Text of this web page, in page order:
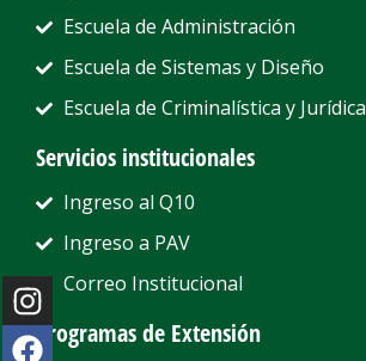
Escuela de Administración
Escuela de Sistemas y Diseño
Escuela de Criminalística y Jurídica
Servicios institucionales
Ingreso al Q10
Ingreso a PAV
Correo Institucional
Programas de Extensión